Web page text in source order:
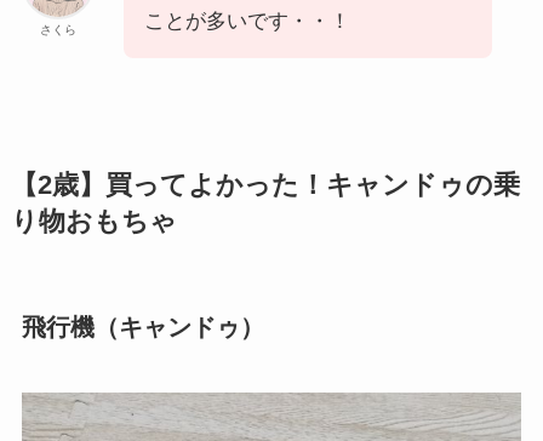
さくら
ことが多いです・・！
【2歳】買ってよかった！キャンドゥの乗
り物おもちゃ
飛行機（キャンドゥ）